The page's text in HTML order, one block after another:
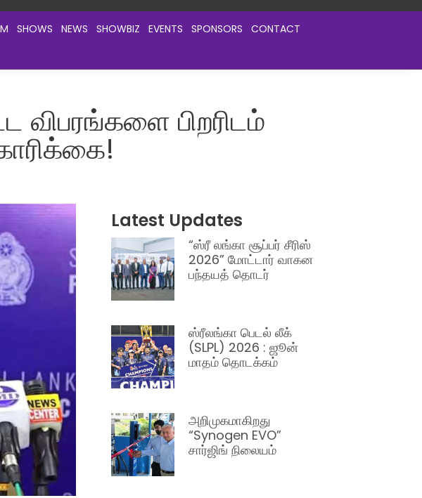
SHOWS NEWS SHOWBIZ EVENTS SPONSORS CONTACT
விபரங்களை பிறரிடம்
Latest Updates
“ஸ்ரீ லங்கா சூப்பர் சீரிஸ்
2026” மோட்டார் வாகன
பந்தயத் தொடர்
ஸ்ரீலங்கா பெடல் லீக்
(SLPL) 2026 : ஜூன்
மாதம் தொடக்கம்
அறிமுகமாகிறது
“Synogen EVO”
சார்ஜிங் நிலையம்